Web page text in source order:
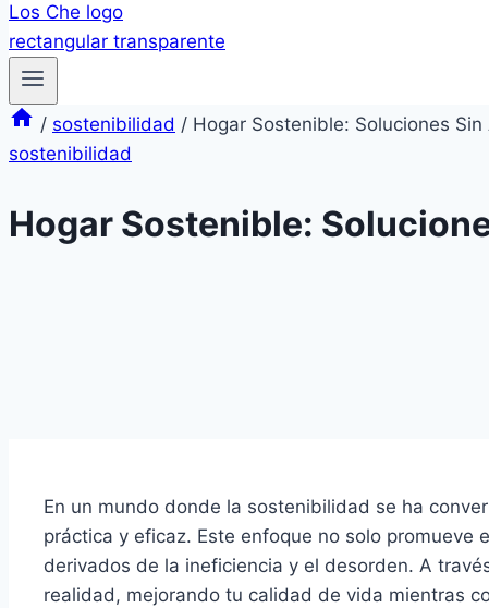
/ sostenibilidad / Hogar Sostenible: Soluciones Sin
sostenibilidad
Hogar Sostenible:
En un mundo donde la sostenibilidad se ha
práctica y eficaz. Este enfoque no solo
derivados de la ineficiencia y el desorden. A
realidad, mejorando tu calidad de vida mientras